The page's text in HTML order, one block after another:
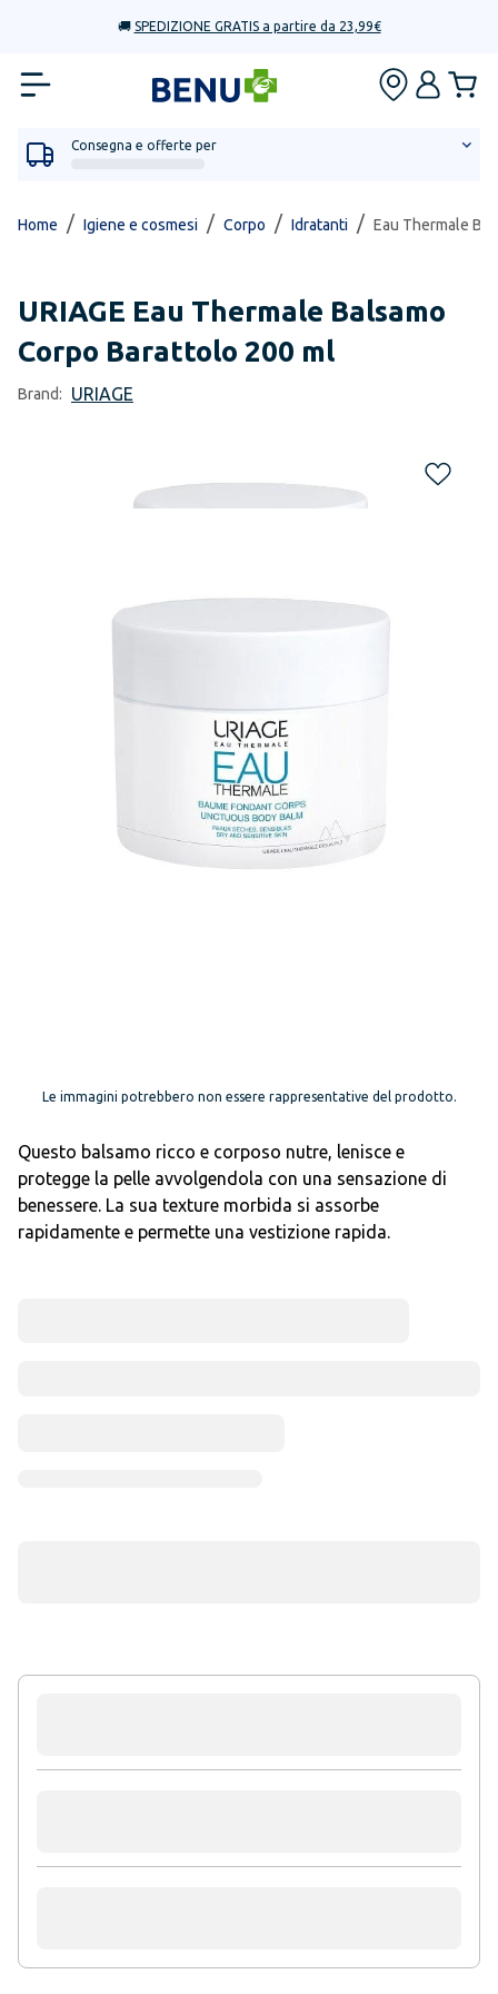
🚚 SPEDIZIONE GRATIS a partire da 23,99€
Consegna e offerte per
Home / Igiene e cosmesi / Corpo / Idratanti / Eau Thermale
URIAGE Eau Thermale Balsamo
Corpo Barattolo 200 ml
Brand: URIAGE
Le immagini potrebbero non essere rappresentative del prodotto.
Questo balsamo ricco e corposo nutre, lenisce e
protegge la pelle avvolgendola con una sensazione di
benessere. La sua texture morbida si assorbe
rapidamente e permette una vestizione rapida.